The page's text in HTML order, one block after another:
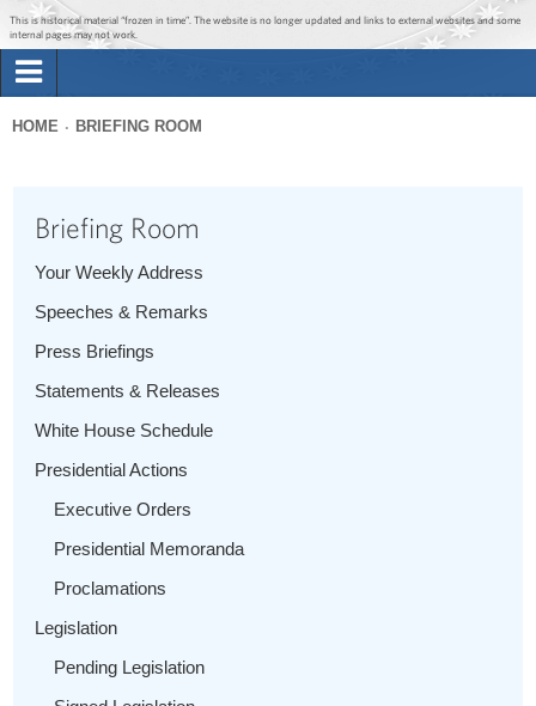
Jump to main content
Jump to navigation
This is historical material “frozen in time”. The website is no longer updated and links to external websites and some
internal pages may not work.
Briefing Room
1600 Penn
here
HOME BRIEFING ROOM
Briefing Room
Your Weekly Address
Speeches & Remarks
Press Briefings
Statements & Releases
White House Schedule
Presidential Actions
Executive Orders
Presidential Memoranda
Proclamations
Legislation
Pending Legislation